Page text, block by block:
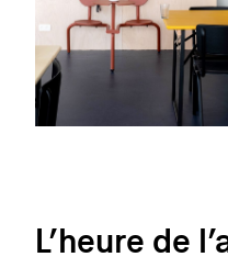
L’heure de